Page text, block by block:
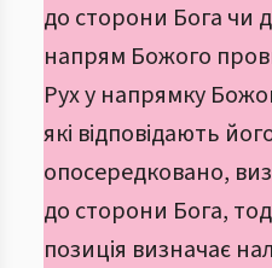
до сторони Бога чи
напрям Божого
Рух у напрямку
які відповідають
опосередковано,
до сторони Бога,
позиція визначає